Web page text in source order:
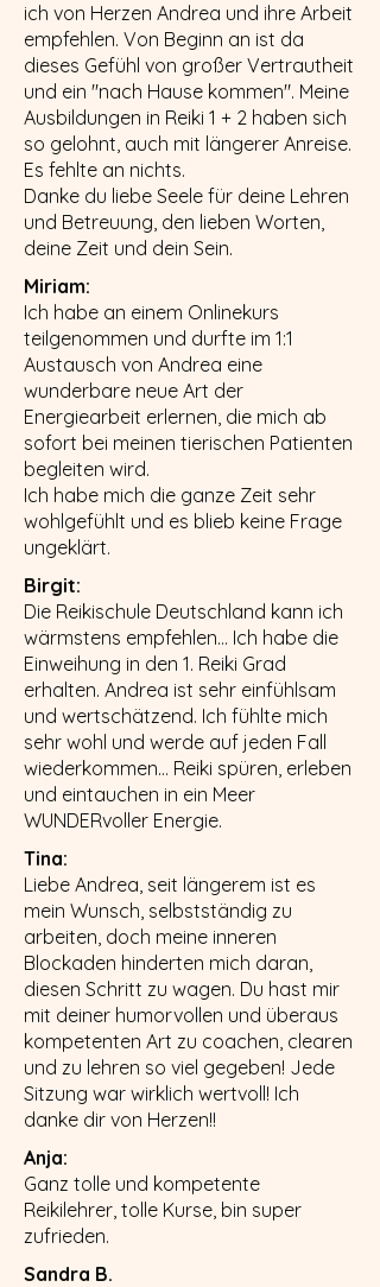
ich von Herzen Andrea und ihre Arbeit
empfehlen. Von Beginn an ist da
dieses Gefühl von großer Vertrautheit
und ein "nach Hause kommen". Meine
Ausbildungen in Reiki 1 + 2 haben sich
so gelohnt, auch mit längerer Anreise.
Es fehlte an nichts.
Danke du liebe Seele für deine Lehren
und Betreuung, den lieben Worten,
deine Zeit und dein Sein.
Miriam:
Ich habe an einem Onlinekurs
teilgenommen und durfte im 1:1
Austausch von Andrea eine
wunderbare neue Art der
Energiearbeit erlernen, die mich ab
sofort bei meinen tierischen Patienten
begleiten wird.
Ich habe mich die ganze Zeit sehr
wohlgefühlt und es blieb keine Frage
ungeklärt.
Birgit:
Die Reikischule Deutschland kann ich
wärmstens empfehlen… Ich habe die
Einweihung in den 1. Reiki Grad
erhalten. Andrea ist sehr einfühlsam
und wertschätzend. Ich fühlte mich
sehr wohl und werde auf jeden Fall
wiederkommen… Reiki spüren, erleben
und eintauchen in ein Meer
WUNDERvoller Energie.
Tina:
Liebe Andrea, seit längerem ist es
mein Wunsch, selbstständig zu
arbeiten, doch meine inneren
Blockaden hinderten mich daran,
diesen Schritt zu wagen. Du hast mir
mit deiner humorvollen und überaus
kompetenten Art zu coachen, clearen
und zu lehren so viel gegeben! Jede
Sitzung war wirklich wertvoll! Ich
danke dir von Herzen!!
Anja:
Ganz tolle und kompetente
Reikilehrer, tolle Kurse, bin super
zufrieden.
Sandra B.